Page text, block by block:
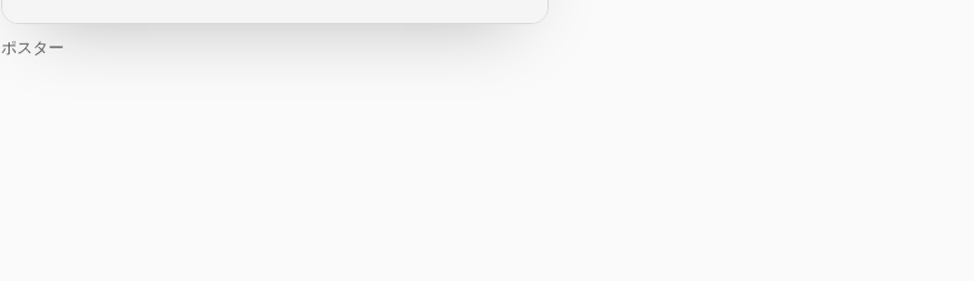
ポスター